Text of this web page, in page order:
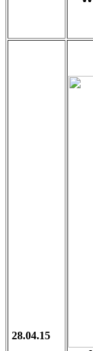
28.04.15